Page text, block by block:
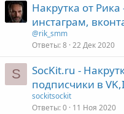
Накрутка от
инстаграм,
@rik_smm
Ответы 8 22 Дек 2020
S
SocKit.ru -
подписчики в
sockitsockit
Ответы 0 11 Ноя 2020